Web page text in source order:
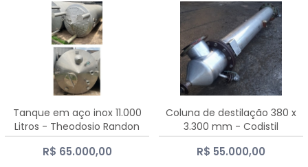
Tanque em aço inox 11.000
Litros - Theodosio Randon
R$ 65.000,00
Coluna de destilação 380 x
3.300 mm - Codistil
R$ 55.000,00